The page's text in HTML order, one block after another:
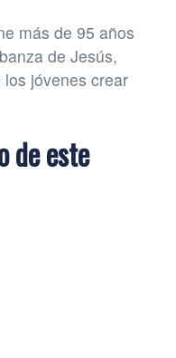
más de 95 años
de Jesús,
jóvenes crear
de este